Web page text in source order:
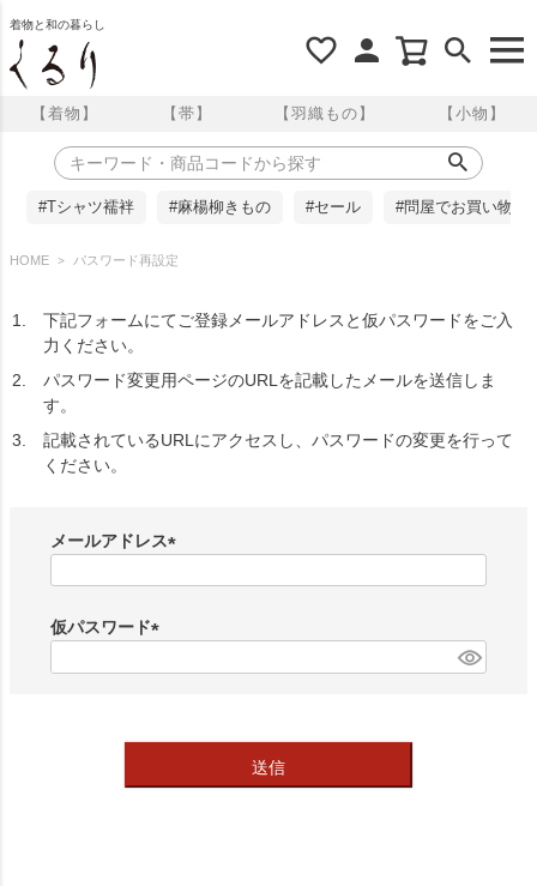
着物と和の暮らし
【着物】 【帯】 【羽織もの】 【小物】
#Tシャツ襦袢 #麻楊柳きもの #セール #問屋でお買い物
HOME パスワード再設定
下記フォームにてご登録メールアドレスと仮パスワードをご入
力ください。
パスワード変更用ページのURLを記載したメールを送信しま
す。
記載されているURLにアクセスし、パスワードの変更を行って
ください。
メールアドレス
)
仮パスワード
送信